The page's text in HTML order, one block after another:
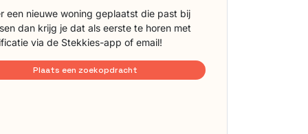
een nieuwe woning geplaatst die past bij
dan krijg je dat als eerste te horen met
via de Stekkies-app of email!
Plaats een zoekopdracht